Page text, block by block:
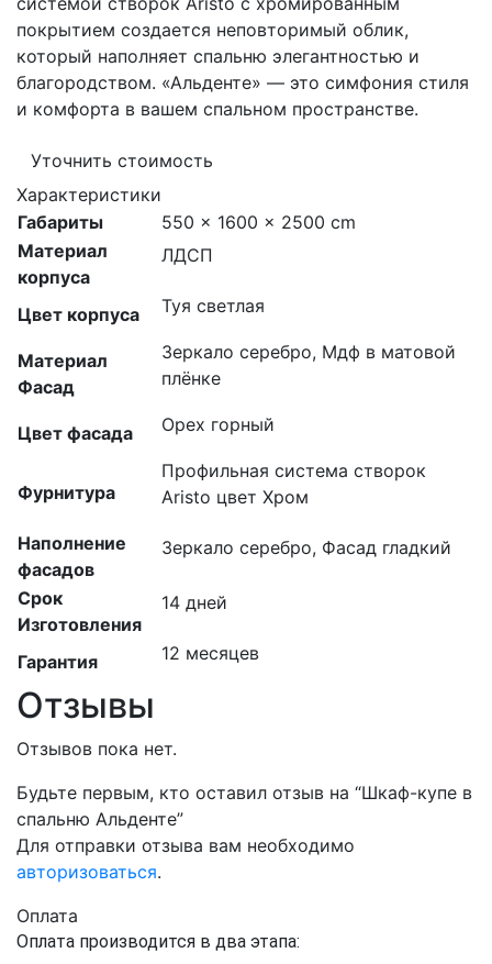
покрытием создается неповторимый облик,
который наполняет спальню элегантностью и
благородством. «Альденте» — это симфония стиля
и комфорта в вашем спальном пространстве.
Уточнить стоимость
Характеристики
Габариты
550 × 1600 × 2500 cm
Материал
корпуса
ЛДСП
Цвет корпуса Туя светлая
Материал
Фасад
Зеркало серебро, Мдф в матовой
плёнке
Цвет фасада Орех горный
Фурнитура
Профильная система створок
Aristo цвет Хром
Наполнение
фасадов
Зеркало серебро, Фасад гладкий
Срок
Изготовления
14 дней
Гарантия 12 месяцев
Отзывы
Отзывов пока нет.
Будьте первым, кто оставил отзыв на “Шкаф-купе в
спальню Альденте”
Для отправки отзыва вам необходимо
авторизоваться.
Оплата
Оплата производится в два этапа: